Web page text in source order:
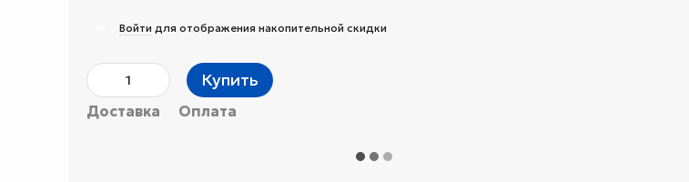
Войти для отображения накопительной скидки
Купить
Доставка Оплата